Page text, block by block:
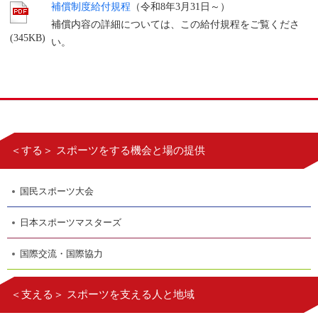
(345KB)
補償制度給付規程 （令和8年3月31日～）
補償内容の詳細については、この給付規程をご覧くださ
い。
＜する＞ スポーツをする機会と場の提供
国民スポーツ大会
日本スポーツマスターズ
国際交流・国際協力
＜支える＞ スポーツを支える人と地域